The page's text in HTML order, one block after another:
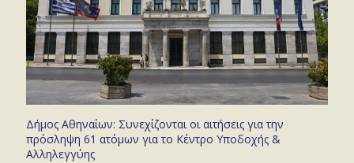
Δήμος Αθηναίων: Συνεχίζονται οι αιτήσεις για την
πρόσληψη 61 ατόμων για το Κέντρο Υποδοχής &
Αλληλεγγύης